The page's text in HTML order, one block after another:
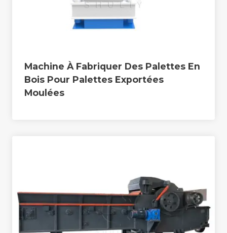
Machine À Fabriquer Des Palettes En
Bois Pour Palettes Exportées
Moulées